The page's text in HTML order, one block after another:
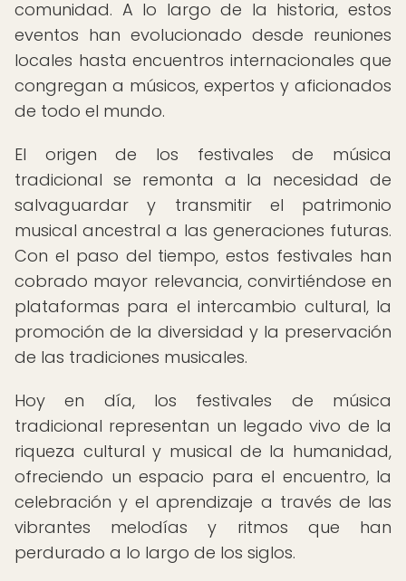
comunidad. A lo largo de la historia, estos
eventos han evolucionado desde reuniones
locales hasta encuentros internacionales que
congregan a músicos, expertos y aficionados
de todo el mundo.
El origen de los festivales de música
tradicional se remonta a la necesidad de
salvaguardar y transmitir el patrimonio
musical ancestral a las generaciones futuras.
Con el paso del tiempo, estos festivales han
cobrado mayor relevancia, convirtiéndose en
plataformas para el intercambio cultural, la
promoción de la diversidad y la preservación
de las tradiciones musicales.
Hoy en día, los festivales de música
tradicional representan un legado vivo de la
riqueza cultural y musical de la humanidad,
ofreciendo un espacio para el encuentro, la
celebración y el aprendizaje a través de las
vibrantes melodías y ritmos que han
perdurado a lo largo de los siglos.